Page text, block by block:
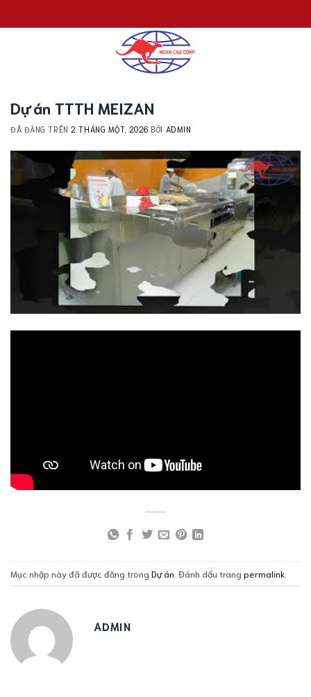
đến
Dự án TTTH MEIZAN
ĐÃ ĐĂNG TRÊN2 THÁNG MỘT, 2026 BỞI ADMIN
Mục nhập này đã được đăng trong Dự án . Đánh dấu trang permalink
ADMIN